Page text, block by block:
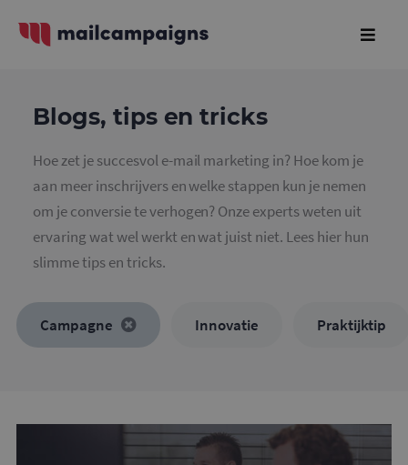
Blogs, tips en tricks
Hoe zet je succesvol e-mail marketing in? Hoe kom je
aan meer inschrijvers en welke stappen kun je nemen
om je conversie te verhogen? Onze experts weten uit
ervaring wat wel werkt en wat juist niet. Lees hier hun
slimme tips en tricks.
Campagne Innovatie Praktijktip